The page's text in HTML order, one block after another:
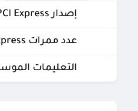
إصدار PCI Express
عدد ممرات PCI Express
التعليمات